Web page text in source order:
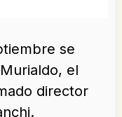
se
el
director